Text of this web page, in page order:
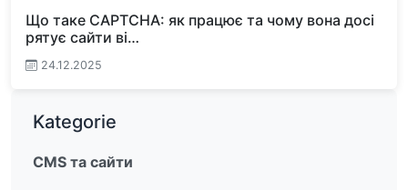
Що таке CAPTCHA: як працює та чому вона досі
рятує сайти ві…
24.12.2025
Kategorie
CMS та сайти